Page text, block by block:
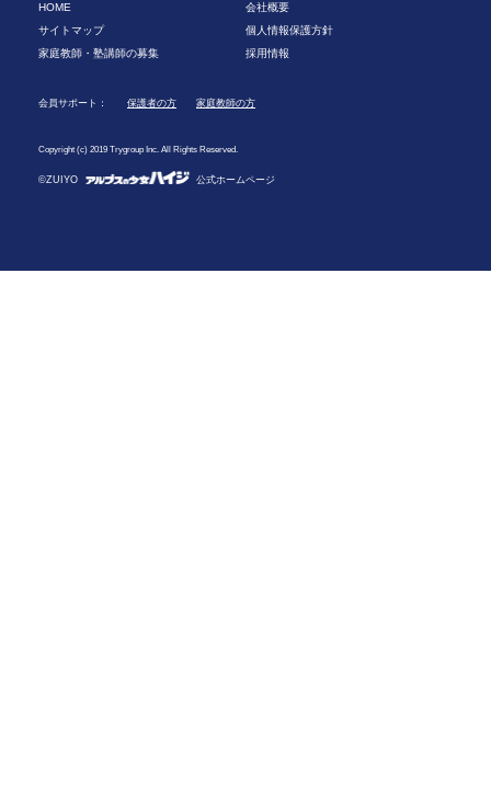
HOME
会社概要
サイトマップ
個人情報保護方針
家庭教師・塾講師の募集
採用情報
会員サポート： 保護者の方 家庭教師の方
Copyright (c) 2019 Trygroup Inc. All Rights Reserved.
©ZUIYO 公式ホームページ